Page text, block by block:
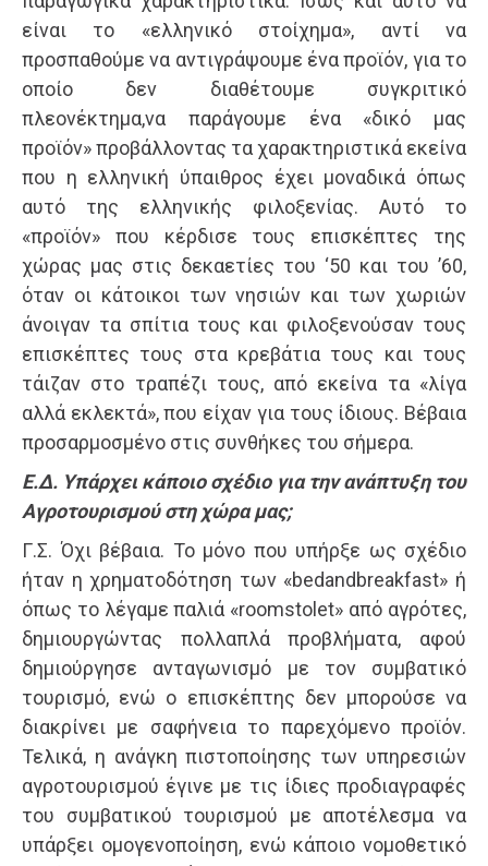
είναι το «ελληνικό στοίχημα», αντί να
προσπαθούμε να αντιγράψουμε ένα προϊόν, για το
οποίο δεν διαθέτουμε συγκριτικό
πλεονέκτημα,να παράγουμε ένα «δικό μας
προϊόν» προβάλλοντας τα χαρακτηριστικά εκείνα
που η ελληνική ύπαιθρος έχει μοναδικά όπως
αυτό της ελληνικής φιλοξενίας. Αυτό το
«προϊόν» που κέρδισε τους επισκέπτες της
χώρας μας στις δεκαετίες του ‘50 και του ’60,
όταν οι κάτοικοι των νησιών και των χωριών
άνοιγαν τα σπίτια τους και φιλοξενούσαν τους
επισκέπτες τους στα κρεβάτια τους και τους
τάιζαν στο τραπέζι τους, από εκείνα τα «λίγα
αλλά εκλεκτά», που είχαν για τους ίδιους. Βέβαια
προσαρμοσμένο στις συνθήκες του σήμερα.
Ε.Δ. Υπάρχει κάποιο σχέδιο για την ανάπτυξη του
Αγροτουρισμού στη χώρα μας;
Γ.Σ. Όχι βέβαια. Το μόνο που υπήρξε ως σχέδιο
ήταν η χρηματοδότηση των «bedandbreakfast» ή
όπως το λέγαμε παλιά «roomstolet» από αγρότες,
δημιουργώντας πολλαπλά προβλήματα, αφού
δημιούργησε ανταγωνισμό με τον συμβατικό
τουρισμό, ενώ ο επισκέπτης δεν μπορούσε να
διακρίνει με σαφήνεια το παρεχόμενο προϊόν.
Τελικά, η ανάγκη πιστοποίησης των υπηρεσιών
αγροτουρισμού έγινε με τις ίδιες προδιαγραφές
του συμβατικού τουρισμού με αποτέλεσμα να
υπάρξει ομογενοποίηση, ενώ κάποιο νομοθετικό